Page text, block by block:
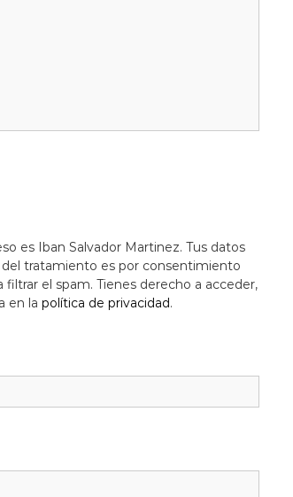
es Iban Salvador Martinez. Tus datos
tratamiento es por consentimiento
el spam. Tienes derecho a acceder,
en la política de privacidad.